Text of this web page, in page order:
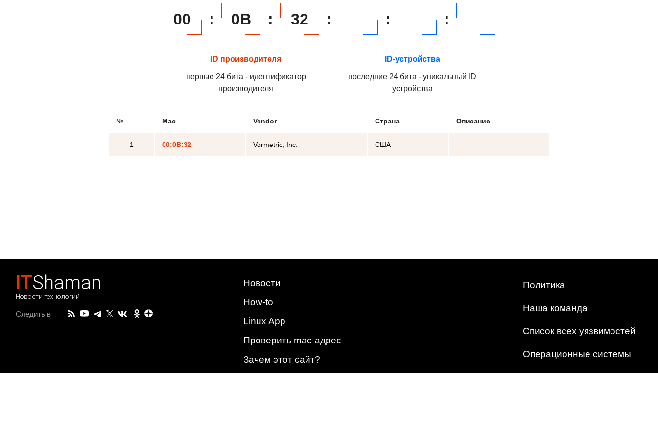
00 : 0B : 32 : : :
ID производителя
первые 24 бита - идентификатор
производителя
ID-устройства
последние 24 бита - уникальный ID
устройства
№ Mac Vendor Страна Описание
1 00:0B:32 Vormetric, Inc. США
ITShaman
Новости технологий
Следить в
Новости
How-to
Linux App
Проверить mac-адрес
Зачем этот сайт?
Политика
Наша команда
Список всех уязвимостей
Операционные системы